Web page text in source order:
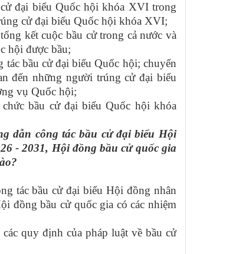
đại biểu Quốc hội khóa XVI trong
cử đại biểu Quốc hội khóa XVI;
kết cuộc bầu cử trong cả nước và
hội được bầu;
bầu cử đại biểu Quốc hội; chuyển
đến những người trúng cử đại biểu
vụ Quốc hội;
bầu cử đại biểu Quốc hội khóa
dẫn công tác bầu cử đại biểu Hội
- 2031, Hội đồng bầu cử quốc gia
tác bầu cử đại biểu Hội đồng nhân
đồng bầu cử quốc gia có các nhiệm
quy định của pháp luật về bầu cử